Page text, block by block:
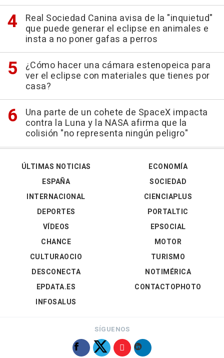
Real Sociedad Canina avisa de la "inquietud"
que puede generar el eclipse en animales e
insta a no poner gafas a perros
¿Cómo hacer una cámara estenopeica para
ver el eclipse con materiales que tienes por
casa?
Una parte de un cohete de SpaceX impacta
contra la Luna y la NASA afirma que la
colisión "no representa ningún peligro"
ÚLTIMAS NOTICIAS
ESPAÑA
INTERNACIONAL
DEPORTES
VÍDEOS
ECONOMÍA
SOCIEDAD
CIENCIAPLUS
PORTALTIC
EPSOCIAL
CHANCE
CULTURAOCIO
DESCONECTA
EPDATA.ES
INFOSALUS
MOTOR
TURISMO
NOTIMÉRICA
CONTACTOPHOTO
SÍGUENOS